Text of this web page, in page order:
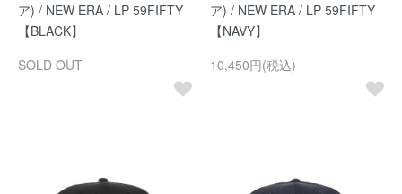
ア) / NEW ERA / LP 59FIFTY
【BLACK】
SOLD OUT
ア) / NEW ERA / LP 59FIFTY
【NAVY】
10,450円(税込)